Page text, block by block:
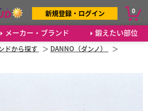
メーカー・ブランド 鍛えたい部位
新規登録・ログイン 0
ドから探す
DANNO（ダンノ）